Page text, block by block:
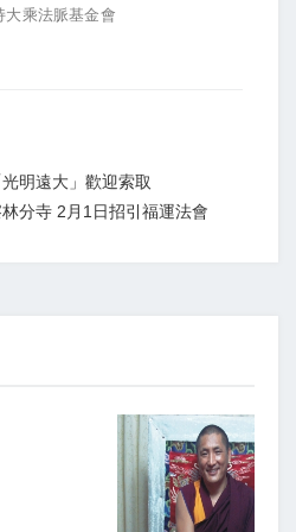
大乘法脈基金會
明遠大」歡迎索取
分寺 2月1日招引福運法會